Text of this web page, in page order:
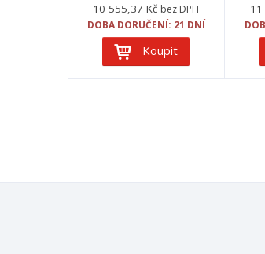
10 555,37 Kč bez DPH
DOBA DORUČENÍ: 21 DNÍ
Koupit